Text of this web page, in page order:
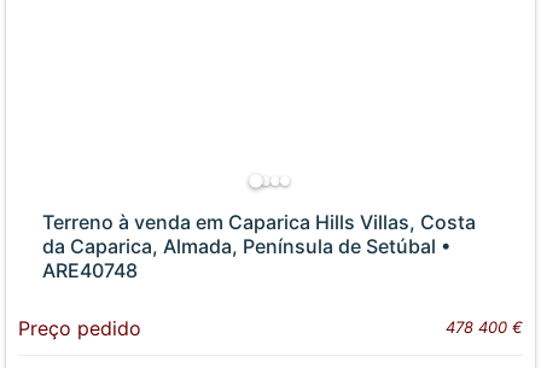
Terreno à venda em Caparica Hills Villas, Costa
da Caparica, Almada, Península de Setúbal •
ARE40748
Preço pedido 478 400 €